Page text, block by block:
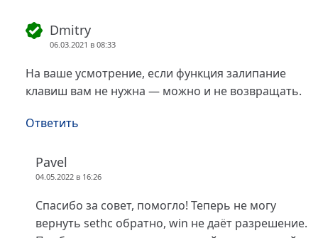
Dmitry
06.03.2021 в 08:33
На ваше усмотрение, если функция залипание
клавиш вам не нужна — можно и не возвращать.
Ответить
Pavel
04.05.2022 в 16:26
Спасибо за совет, помогло! Теперь не могу
вернуть sethc обратно, win не даёт разрешение.